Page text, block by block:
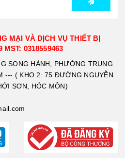
MẠI VÀ DỊCH VỤ THIẾT BỊ
0318559463
SONG HÀNH, PHƯỜNG TRUNG
--- ( KHO 2: 75 ĐƯỜNG NGUYỄN
SƠN, HÓC MÔN)